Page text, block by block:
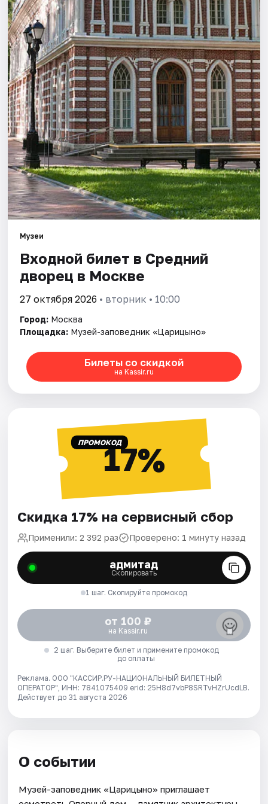
Города
Площадки
Артисты
Рейтинги
Музеи
Входной билет в Средний
дворец в Москве
27 октября 2026 • вторник • 10:00
Город: Москва
Площадка: Музей-заповедник «Царицыно»
Билеты со скидкой
на Kassir.ru
ПРОМОКОД17%
Скидка 17% на сервисный сбор
Применили: 2 392 раз Проверено: 1 минуту назад
адмитад
Скопировать
1 шаг. Скопируйте промокод
от 100 ₽
на Kassir.ru
2 шаг. Выберите билет и примените промокод
до оплаты
Реклама. ООО "КАССИР.РУ-НАЦИОНАЛЬНЫЙ БИЛЕТНЫЙ
ОПЕРАТОР", ИНН: 7841075409 erid: 25H8d7vbP8SRTvHZrUcdLB.
Действует до 31 августа 2026
О событии
Музей-заповедник «Царицыно» приглашает